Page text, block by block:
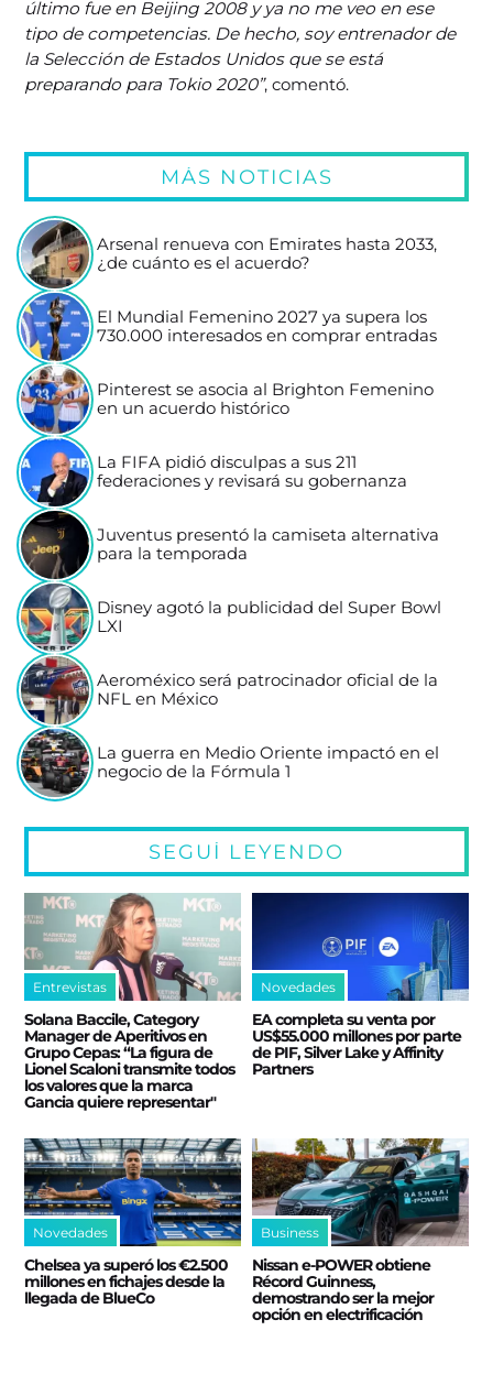
último fue en Beijing 2008 y ya no me veo en ese
tipo de competencias. De hecho, soy entrenador de
la Selección de Estados Unidos que se está
preparando para Tokio 2020”, comentó.
MÁS NOTICIAS
Arsenal renueva con Emirates hasta 2033,
¿de cuánto es el acuerdo?
El Mundial Femenino 2027 ya supera los
730.000 interesados en comprar entradas
Pinterest se asocia al Brighton Femenino
en un acuerdo histórico
La FIFA pidió disculpas a sus 211
federaciones y revisará su gobernanza
Juventus presentó la camiseta alternativa
para la temporada
Disney agotó la publicidad del Super Bowl
LXI
Aeroméxico será patrocinador oficial de la
NFL en México
La guerra en Medio Oriente impactó en el
negocio de la Fórmula 1
SEGUÍ LEYENDO
Entrevistas
Solana Baccile, Category
Manager de Aperitivos en
Grupo Cepas: “La figura de
Lionel Scaloni transmite todos
los valores que la marca
Gancia quiere representar"
Novedades
EA completa su venta por
US$55.000 millones por parte
de PIF, Silver Lake y Affinity
Partners
Novedades
Chelsea ya superó los €2.500
millones en fichajes desde la
llegada de BlueCo
Business
Nissan e‑POWER obtiene
Récord Guinness,
demostrando ser la mejor
opción en electrificación